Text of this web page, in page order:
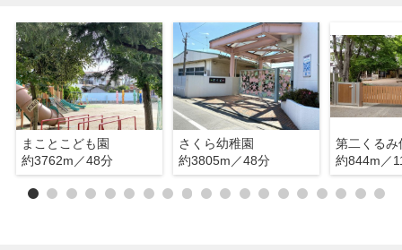
まことこども園
約3762m／48分
さくら幼稚園
約3805m／48分
第二くるみ
約844m／